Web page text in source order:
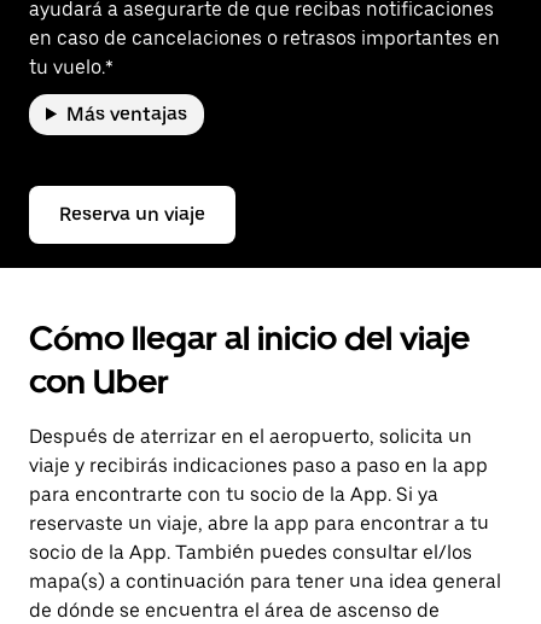
ayudará a asegurarte de que recibas notificaciones
en caso de cancelaciones o retrasos importantes en
tu vuelo.*
Más ventajas
Reserva un viaje
Cómo llegar al inicio del viaje
con Uber
Después de aterrizar en el aeropuerto, solicita un
viaje y recibirás indicaciones paso a paso en la app
para encontrarte con tu socio de la App. Si ya
reservaste un viaje, abre la app para encontrar a tu
socio de la App. También puedes consultar el/los
mapa(s) a continuación para tener una idea general
de dónde se encuentra el área de ascenso de